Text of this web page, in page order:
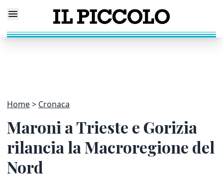
Home Cronaca
Maroni a Trieste e Gorizia
rilancia la Macroregione del
Nord